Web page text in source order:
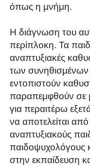
όπως η μνήμη.
Η διάγνωση του
περίπλοκη. Τα
αναπτυξιακές
των συνηθισμένων
εντοπιστούν
παραπεμφθούν σε
για περαιτέρω
να αποτελείται
αναπτυξιακούς
παιδοψυχολόγους
στην εκπαίδευση